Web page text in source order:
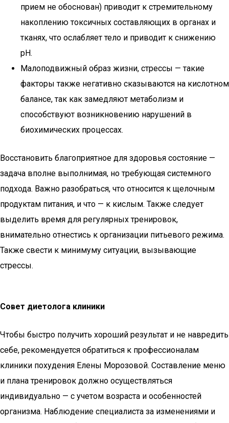
прием не обоснован) приводит к стремительному
накоплению токсичных составляющих в органах и
тканях, что ослабляет тело и приводит к снижению
pH.
Малоподвижный образ жизни, стрессы — такие
факторы также негативно сказываются на кислотном
балансе, так как замедляют метаболизм и
способствуют возникновению нарушений в
биохимических процессах.
Восстановить благоприятное для здоровья состояние —
задача вполне выполнимая, но требующая системного
подхода. Важно разобраться, что относится к щелочным
продуктам питания, и что — к кислым. Также следует
выделить время для регулярных тренировок,
внимательно отнестись к организации питьевого режима.
Также свести к минимуму ситуации, вызывающие
стрессы.
Совет диетолога клиники
Чтобы быстро получить хороший результат и не навредить
себе, рекомендуется обратиться к профессионалам
клиники похудения Елены Морозовой. Составление меню
и плана тренировок должно осуществляться
индивидуально — с учетом возраста и особенностей
организма. Наблюдение специалиста за изменениями и